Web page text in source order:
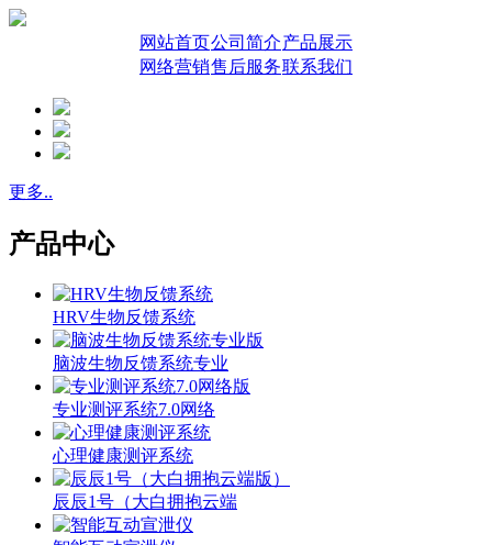
网站首页公司简介产品展示
网络营销售后服务联系我们
更多..
产品中心
HRV生物反馈系统
脑波生物反馈系统专业
专业测评系统7.0网络
心理健康测评系统
辰辰1号（大白拥抱云端